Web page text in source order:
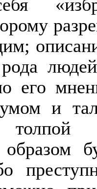
его
и
толпой
образом